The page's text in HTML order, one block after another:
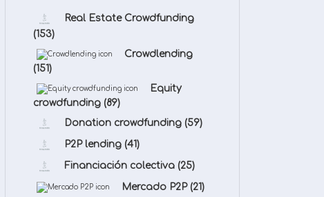
Real Estate Crowdfunding
(153)
Crowdlending
(151)
Equity
crowdfunding (89)
Donation crowdfunding (59)
P2P lending (41)
Financiación colectiva (25)
Mercado P2P (21)